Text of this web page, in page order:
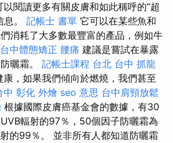
閱讀更多有關皮膚和如此稱呼的“超
。 記帳士 書單 它可以在某些魚和
消耗了大多數最豐富的產品，例如牛
台中體態矯正 腰痛 建議是嘗試在暴露
曬霜。 記帳士課程 台北 台中 抓龍
，如果我們傾向於燃燒，我們甚至
中 彰化 外燴 seo 意思 台中肩頸放鬆
根據國際皮膚癌基金會的數據，有30
輻射的97％，50個因子防曬霜為
的99％。 並非所有人都知道防曬霜